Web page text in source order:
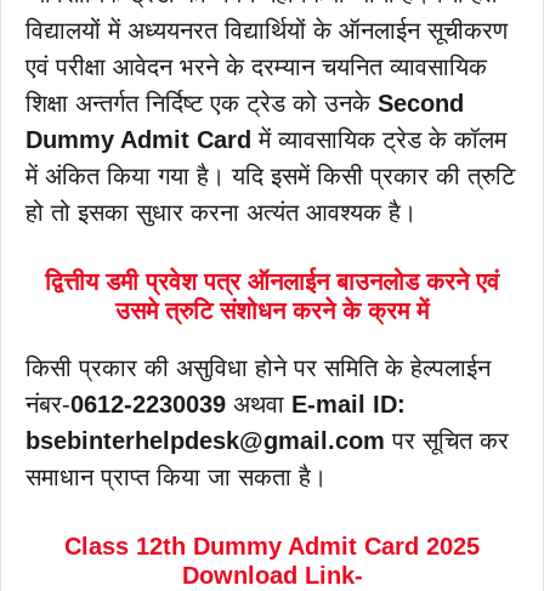
विद्यालयों में अध्ययनरत विद्यार्थियों के ऑनलाईन सूचीकरण
एवं परीक्षा आवेदन भरने के दरम्यान चयनित व्यावसायिक
शिक्षा अन्तर्गत निर्दिष्ट एक ट्रेड को उनके Second
Dummy Admit Cardमें व्यावसायिक ट्रेड के कॉलम
में अंकित किया गया है। यदि इसमें किसी प्रकार की त्रुटि
हो तो इसका सुधार करना अत्यंत आवश्यक है।
द्वित्तीय डमी प्रवेश पत्र ऑनलाईन बाउनलोड करने एवं
उसमे त्रुटि संशोधन करने के क्रम में
किसी प्रकार की असुविधा होने पर समिति के हेल्पलाईन
नंबर-0612-2230039 अथवा E-mail ID:
bsebinterhelpdesk@gmail.com पर सूचित कर
समाधान प्राप्त किया जा सकता है।
Class 12th Dummy Admit Card 2025
Download Link-